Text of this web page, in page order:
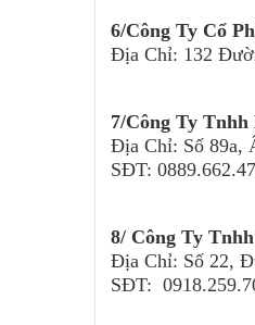
6/Công Ty Cổ
Địa Chỉ: 132
7/Công Ty
Địa Chỉ: Số 89a,
SĐT:
8/ Công Ty
Địa Chỉ: Số 22,
SĐT: